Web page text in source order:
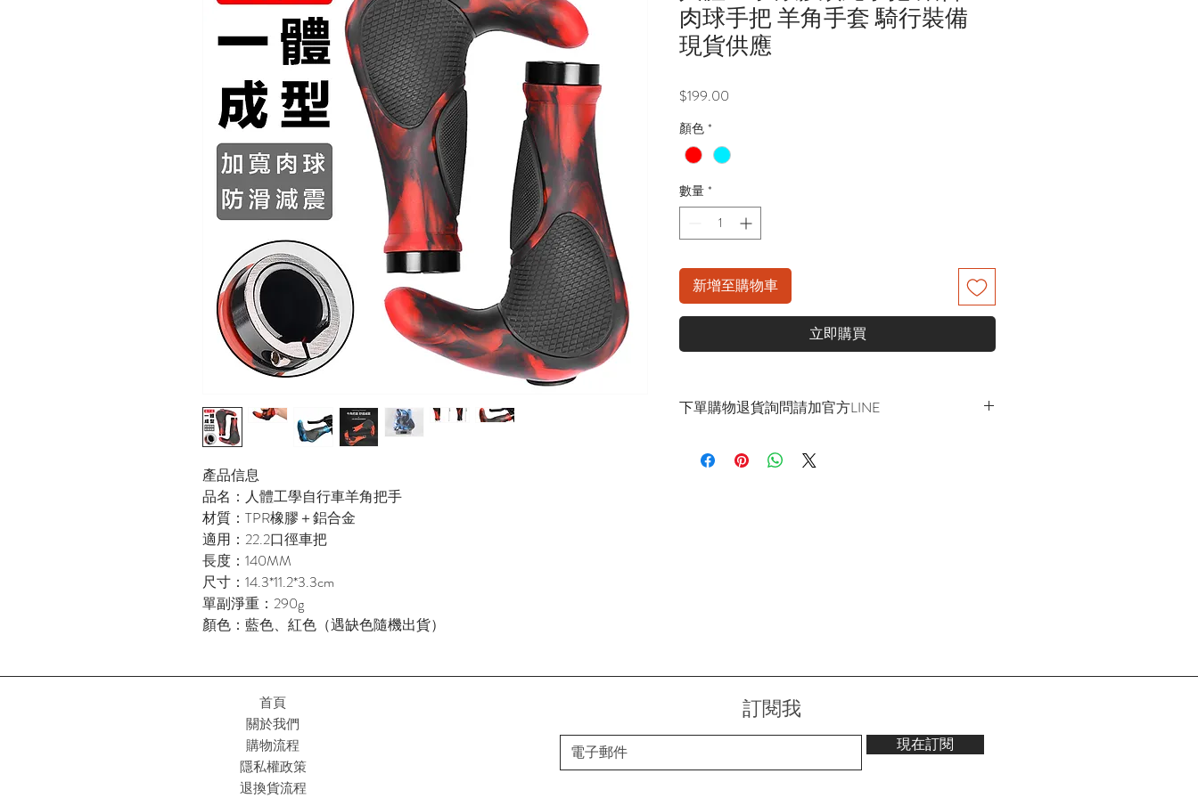
產品信息
品名：人體工學自行車羊角把手
材質：TPR橡膠＋鋁合金
適用：22.2口徑車把
長度：140MM
尺寸：14.3*11.2*3.3cm
單副淨重：290g
顏色：藍色、紅色（遇缺色隨機出貨）
肉球手把 羊角手套 騎行裝備
現貨供應
$199.00
顏色 *
數量 *
新增至購物車
立即購買
下單購物退貨詢問請加官方LINE
或至首頁下方各拍賣連結處自行下單選購
首頁
關於我們
購物流程
隱私權政策
退換貨流程
訂閱我
現在訂閱